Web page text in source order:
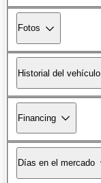
Fotos
Historial del vehículo
Financing
Días en el mercado